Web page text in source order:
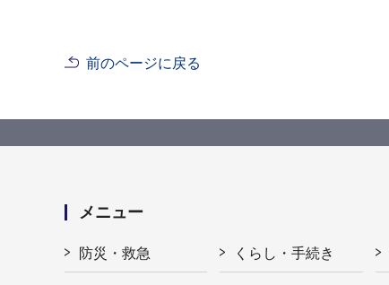
前のページに戻る
メニュー
防災・救急 くらし・手続き